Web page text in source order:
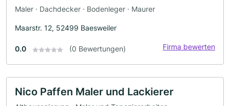
Maler · Dachdecker · Bodenleger · Maurer
Maarstr. 12, 52499 Baesweiler
0.0 (0 Bewertungen) Firma bewerten
Nico Paffen Maler und Lackierer